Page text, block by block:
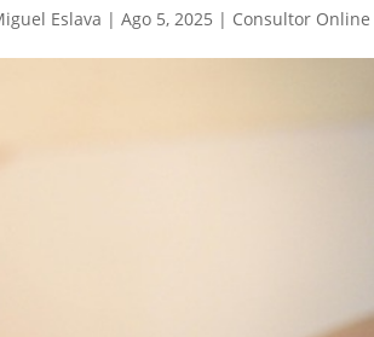
Eslava |Ago 5, 2025 | Consultor Online